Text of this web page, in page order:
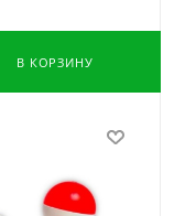
В КОРЗИНУ